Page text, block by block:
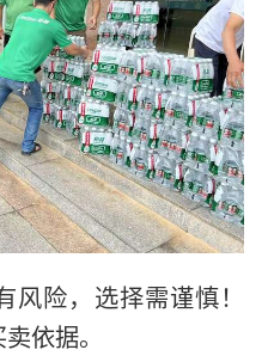
风险，选择需谨慎！
依据。